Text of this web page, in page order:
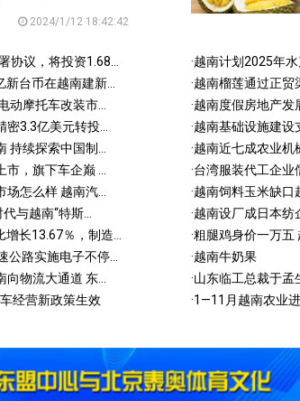
2024/1/12 18:42:42
协议，将投资1.68...
台币在越南建新...
动摩托车改装市...
3.3亿美元转投...
持续探索中国制...
市，旗下车企巅 ...
怎么样 越南汽...
与越南“特斯...
长13.67％，制造...
路实施电子不停...
物流大通道 东...
经营新政策生效
·越南计划2025年水
·越南榴莲通过正贸
·越南度假房地产发
·越南基础设施建设
·越南近七成农业机
·台湾服装代工企业
·越南饲料玉米缺口
·越南设厂成日本纺
·粗腿鸡身价一万五
·越南牛奶果
·山东临工总裁于孟
·1—11月越南农业进